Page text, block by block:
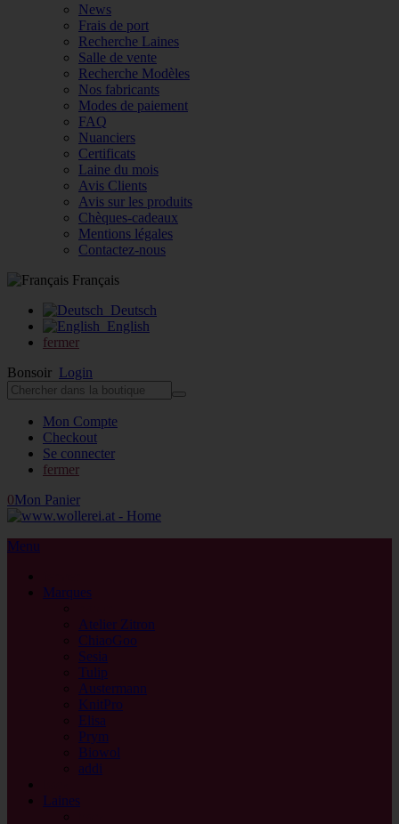
News
Frais de port
Recherche Laines
Salle de vente
Recherche Modèles
Nos fabricants
Modes de paiement
FAQ
Nuanciers
Certificats
Laine du mois
Avis Clients
Avis sur les produits
Chèques-cadeaux
Mentions légales
Contactez-nous
Français
Deutsch
English
fermer
Bonsoir Login
Mon Compte
Checkout
Se connecter
fermer
0Mon Panier
Menu
Marques
Atelier Zitron
ChiaoGoo
Sesia
Tulip
Austermann
KnitPro
Elisa
Prym
Biowol
addi
Laines